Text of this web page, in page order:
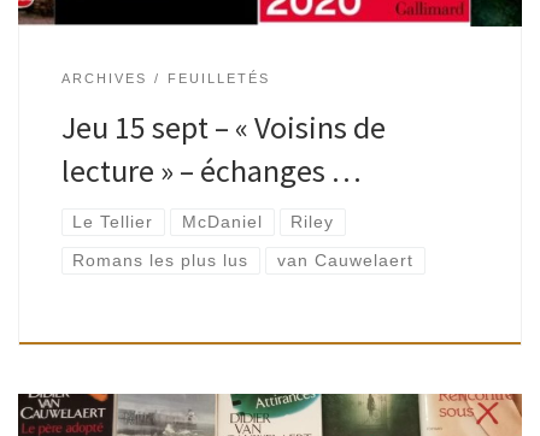
ARCHIVES FEUILLETÉS
Jeu 15 sept – « Voisins de
lecture » – échanges …
Le Tellier McDaniel Riley
Romans les plus lus van Cauwelaert